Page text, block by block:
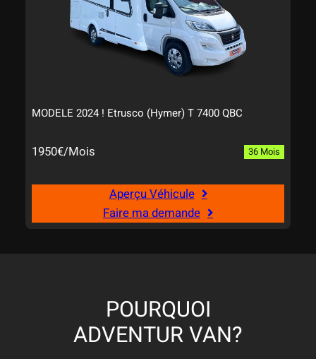
MODELE 2024 ! Etrusco (Hymer) T 7400 QBC
1950€/Mois 36 Mois
Aperçu Véhicule
Faire ma demande
POURQUOI
ADVENTUR VAN?